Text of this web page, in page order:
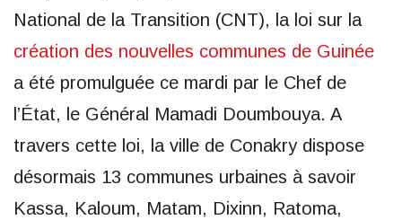
National de la Transition (CNT), la loi sur la
création des nouvelles communes de Guinée
a été promulguée ce mardi par le Chef de
l’État, le Général Mamadi Doumbouya. A
travers cette loi, la ville de Conakry dispose
désormais 13 communes urbaines à savoir
Kassa, Kaloum, Matam, Dixinn, Ratoma,